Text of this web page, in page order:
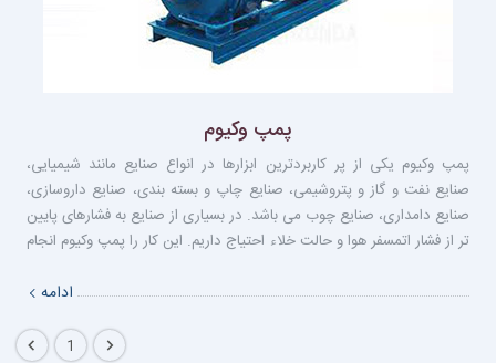
پمپ وکیوم
پمپ وکیوم یکی از پر کاربردترین ابزارها در انواع صنایع مانند شیمیایی،
صنایع نفت و گاز و پتروشیمی، صنایع چاپ و بسته بندی، صنایع داروسازی،
صنایع دامداری، صنایع چوب می باشد. در بسیاری از صنایع به فشارهای پایین
تر از فشار اتمسفر هوا و حالت خلاء احتیاج داریم. این کار را پمپ وکیوم انجام
است.
ادامه
1